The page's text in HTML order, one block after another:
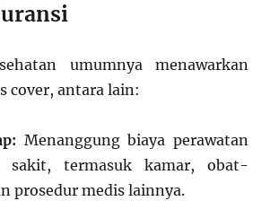
umumnya menawarkan
cover, antara lain:
Menanggung biaya perawatan
sakit, termasuk kamar, obat-
prosedur medis lainnya.